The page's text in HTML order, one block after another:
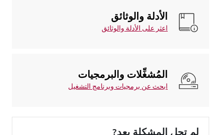
الأدلة والوثائق
اعثر على الأدلة والوثائق
المُشغِّلات والبرمجيات
ابحث عن برمجيات وبرنامج التشغيل
لم تحل المشكلة بعد?